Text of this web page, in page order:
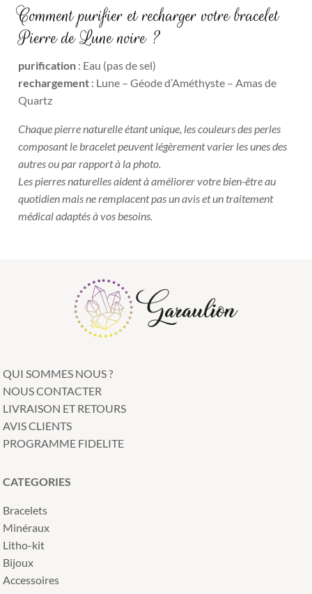
Comment purifier et recharger votre bracelet
Pierre de Lune noire ?
purification : Eau (pas de sel)
rechargement : Lune – Géode d’Améthyste – Amas de
Quartz
Chaque pierre naturelle étant unique, les couleurs des perles
composant le bracelet peuvent légèrement varier les unes des
autres ou par rapport à la photo.
Les pierres naturelles aident à améliorer votre bien-être au
quotidien mais ne remplacent pas un avis et un traitement
médical adaptés à vos besoins.
QUI SOMMES NOUS ?
NOUS CONTACTER
LIVRAISON ET RETOURS
AVIS CLIENTS
PROGRAMME FIDELITE
CATEGORIES
Bracelets
Minéraux
Litho-kit
Bijoux
Accessoires